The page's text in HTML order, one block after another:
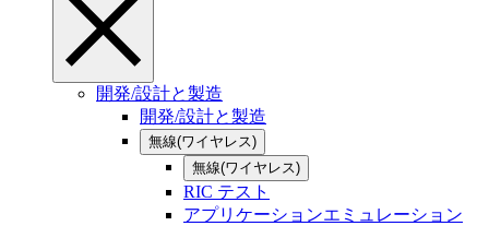
開発/設計と製造
開発/設計と製造
無線(ワイヤレス)
無線(ワイヤレス)
RIC テスト
アプリケーションエミュレーション